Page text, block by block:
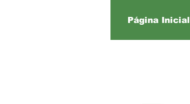
Página Inicial